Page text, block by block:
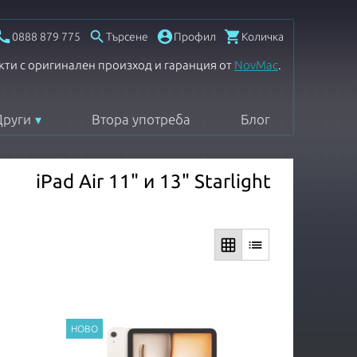
0888 879 775  Търсене Профил Количка
с оригинален произход и гаранция от NovMac.
Втора употреба Блог
iPad Air 11" и 13" Starlight
grid_on list